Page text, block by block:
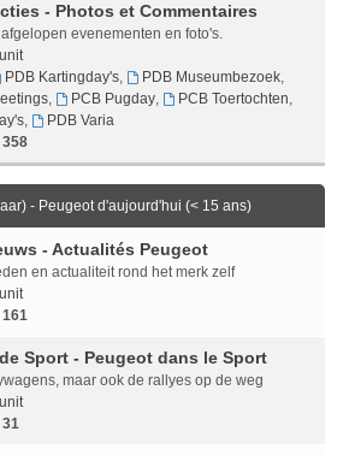
- Photos et Commentaires
evenementen en foto's.
PDB Kartingday's, PDB Museumbezoek,
, PCB Pugday, PCB Toertochten,
,
PDB Varia
358
- Peugeot d'aujourd'hui (< 15 ans)
- Actualités Peugeot
en actualiteit rond het merk zelf
161
Sport - Peugeot dans le Sport
maar ook de rallyes op de weg
31